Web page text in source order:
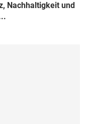
Nachhaltigkeit und